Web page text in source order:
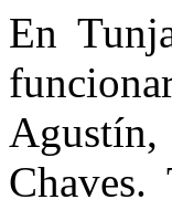
En
Agustín,